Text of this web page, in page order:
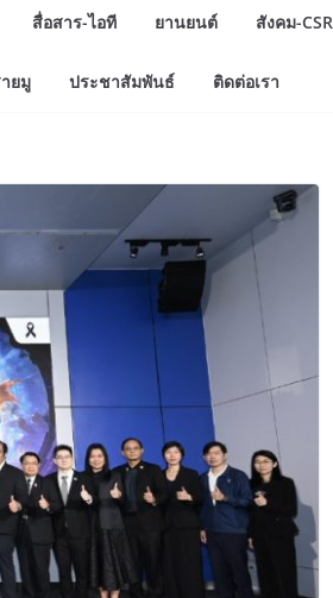
สื่อสาร-ไอที ยานยนต์ สังคม-CSR
ยมู ประชาสัมพันธ์ ติดต่อเรา